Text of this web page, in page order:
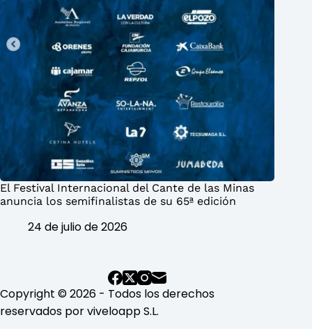
El Festival Internacional del Cante de las Minas
anuncia los semifinalistas de su 65ª edición
24 de julio de 2026
Copyright © 2026 - Todos los derechos
reservados por viveloapp S.L.